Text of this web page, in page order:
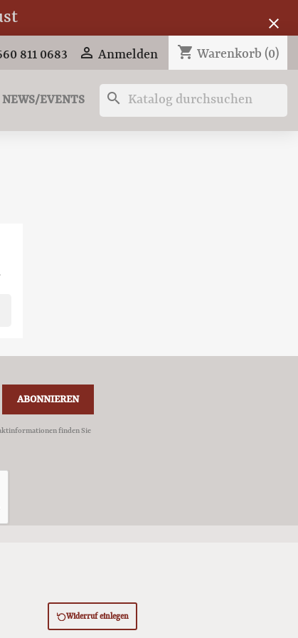
close
811 0683  Anmelden shopping_cart Warenkorb (0)
NEWS/EVENTS search
finden Sie
Widerruf einlegen